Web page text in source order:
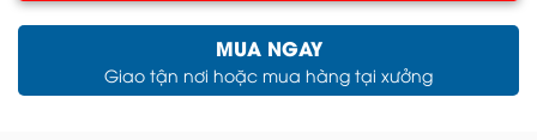
MUA NGAY
Giao tận nơi hoặc mua hàng tại xưởng